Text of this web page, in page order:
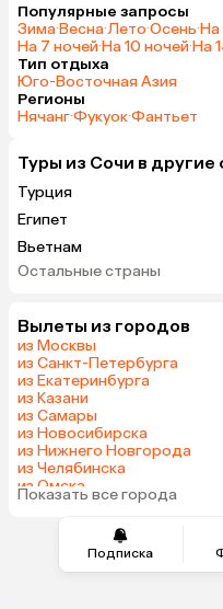
Подписка
Популярные запросы
Зима·Весна·Лето·Осень·На
На 7 ночей·На 10 ночей·На
Тип отдыха
Юго-Восточная Азия
Регионы
Нячанг·Фукуок·Фантьет
Туры из Сочи в другие
Турция
Египет
Вьетнам
Гонконг
Остальные страны
Вылеты из городов
из Москвы
из Санкт-Петербурга
из Екатеринбурга
из Казани
из Самары
из Новосибирска
из Нижнего Новгорода
из Челябинска
из Омска
из Красноярска
Показать все города